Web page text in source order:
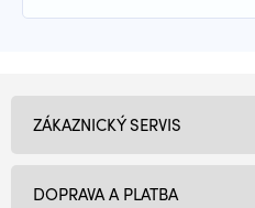
ZÁKAZNICKÝ SERVIS
DOPRAVA A PLATBA